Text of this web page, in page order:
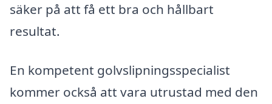
säker på att få ett bra och hållbart
resultat.
En kompetent golvslipningsspecialist
kommer också att vara utrustad med den